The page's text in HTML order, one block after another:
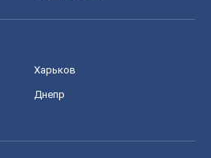
Харьков
Днепр